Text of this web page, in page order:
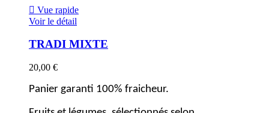
 Vue rapide
Voir le détail
TRADI MIXTE
20,00 €
Panier garanti 100% fraicheur.